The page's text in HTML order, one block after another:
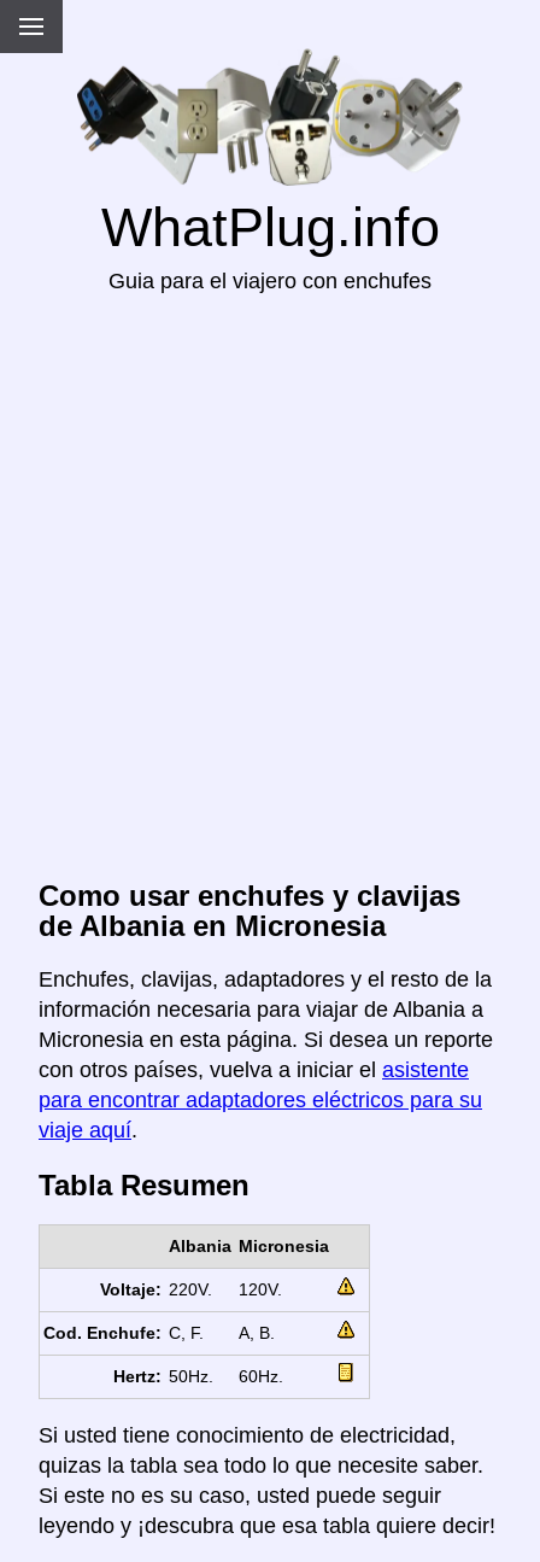
WhatPlug.info
Guia para el viajero con enchufes
Como usar enchufes y clavijas
de Albania en Micronesia
Enchufes, clavijas, adaptadores y el resto de la
información necesaria para viajar de Albania a
Micronesia en esta página. Si desea un reporte
con otros países, vuelva a iniciar el asistente
para encontrar adaptadores eléctricos para su
viaje aquí.
Tabla Resumen
Albania Micronesia
Voltaje: 220V. 120V.
Cod. Enchufe: C, F. A, B.
Hertz: 50Hz. 60Hz.
Si usted tiene conocimiento de electricidad,
quizas la tabla sea todo lo que necesite saber.
Si este no es su caso, usted puede seguir
leyendo y ¡descubra que esa tabla quiere decir!